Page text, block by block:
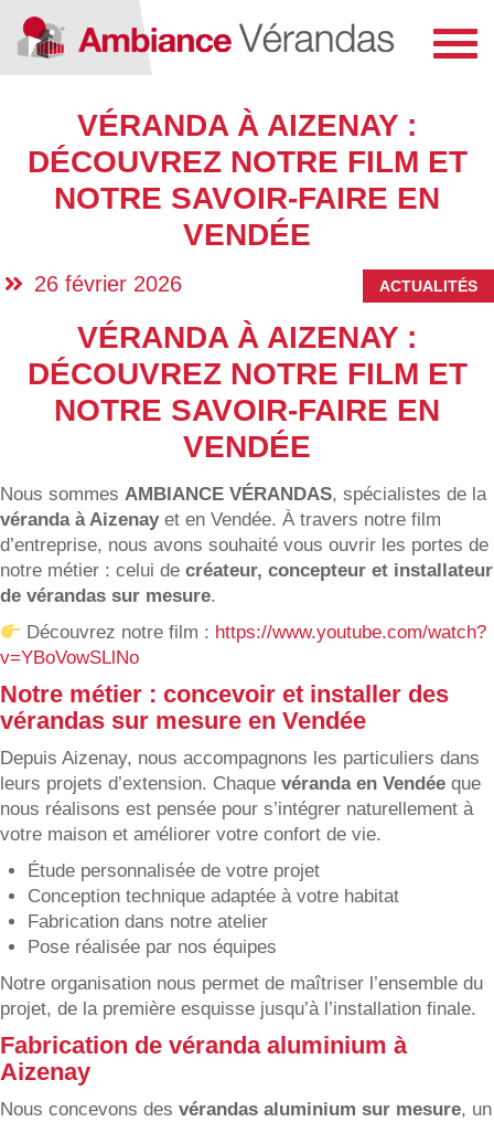
VÉRANDA À AIZENAY :
DÉCOUVREZ NOTRE FILM ET
NOTRE SAVOIR-FAIRE EN
VENDÉE
26 février 2026 ACTUALITÉS
VÉRANDA À AIZENAY :
DÉCOUVREZ NOTRE FILM ET
NOTRE SAVOIR-FAIRE EN
VENDÉE
Nous sommes AMBIANCE VÉRANDAS, spécialistes de la
véranda à Aizenayet en Vendée. À travers notre film
d’entreprise, nous avons souhaité vous ouvrir les portes de
notre métier : celui de créateur, concepteur et installateur
de vérandas sur mesure.
Découvrez notre film : https://www.youtube.com/watch?
v=YBoVowSLlNo
Notre métier : concevoir et installer des
vérandas sur mesure en Vendée
Depuis Aizenay, nous accompagnons les particuliers dans
leurs projets d’extension. Chaque véranda en Vendée que
nous réalisons est pensée pour s’intégrer naturellement à
votre maison et améliorer votre confort de vie.
Étude personnalisée de votre projet
Conception technique adaptée à votre habitat
Fabrication dans notre atelier
Pose réalisée par nos équipes
Notre organisation nous permet de maîtriser l’ensemble du
projet, de la première esquisse jusqu’à l’installation finale.
Fabrication de véranda aluminium à
Aizenay
Nous concevons des vérandas aluminium sur mesure, un